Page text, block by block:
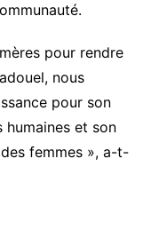
pour rendre
nous
pour son
humaines et son
femmes », a-t-